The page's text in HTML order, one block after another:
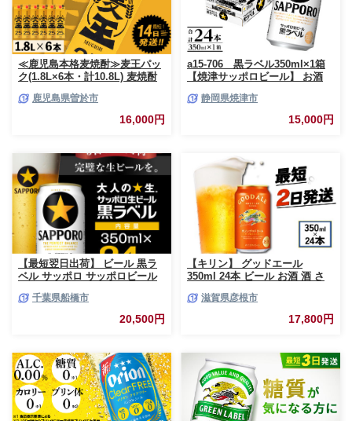
≪鹿児島本格麦焼酎≫麦王パッ
ク(1.8L×6本・計10.8L) 麦焼酎
v02鹿児島県曽於市
16,000円
a15-706 黒ラベル350ml×1箱
【焼津サッポロビール】 お酒
ッポロ サッポロビール 黒ラベ
静岡県焼津市
15,000円
【最短翌日出荷】 ビール 黒ラ
ベル サッポロ サッポロビール
箱 おすすめ 人気 ギフト 贈答
千葉県船橋市
20,500円
【キリン】 グッドエール
350ml 24本 ビール お酒 酒 さ
芽 ホップ 麦酒 Beer 缶ビール
350ml 24缶 キリンビール アル
滋賀県彦根市
17,800円